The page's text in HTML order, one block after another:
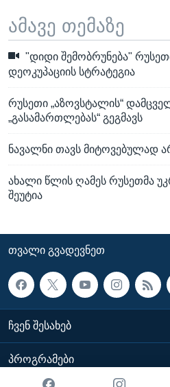
ამავე თემაზე
"დიდი შემობრუნება"
დეოკუპაციის სტრატეგია
რუსეთი „აზოვსტალის“
„გასამართლებას“ გეგმავს
ნავალნი თავს მიტოვებულად
ახალი წლის ღამეს რუსეთმა
შეუტია
ᲗᲕᲐᲚᲘ ᲒᲕᲐᲓᲔᲕᲜᲔᲗ
ᲩᲕᲔᲜ ᲨᲔᲡᲐᲮᲔᲑ
ᲞᲠᲝᲒᲠᲐᲛᲔᲑᲘ